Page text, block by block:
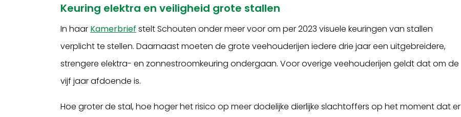
Keuring elektra en veiligheid grote stallen
In haar Kamerbrief stelt Schouten onder meer voor om per 2023 visuele keuringen van stallen
verplicht te stellen. Daarnaast moeten de grote veehouderijen iedere drie jaar een uitgebreidere,
strengere elektra- en zonnestroomkeuring ondergaan. Voor overige veehouderijen geldt dat om de
vijf jaar afdoende is.
Hoe groter de stal, hoe hoger het risico op meer dodelijke dierlijke slachtoffers op het moment dat er